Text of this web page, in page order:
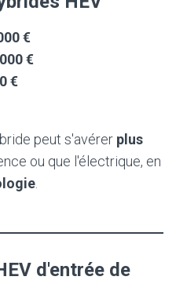
€
€
€
peut s'avérer plus
ou que l'électrique, en
d'entrée de